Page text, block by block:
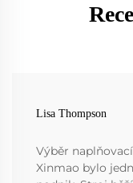
Lisa Thompson
Výběr
Xinmao bylo